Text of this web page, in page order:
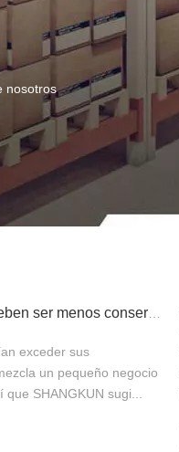
nosotros
exceder sus
un pequeño negocio
SHANGKUN sugi...